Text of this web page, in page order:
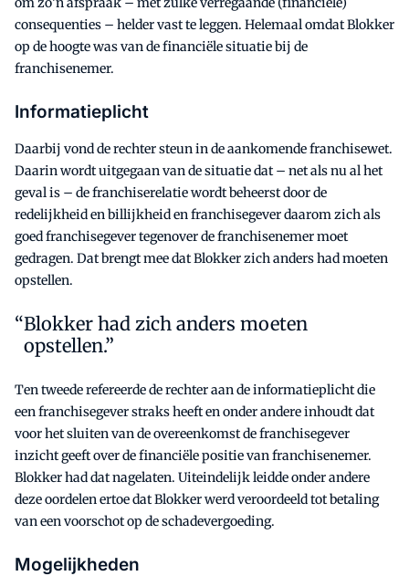
consequenties – helder vast te leggen. Helemaal omdat Blokker
op de hoogte was van de financiële situatie bij de
franchisenemer.
Informatieplicht
Daarbij vond de rechter steun in de aankomende franchisewet.
Daarin wordt uitgegaan van de situatie dat – net als nu al het
geval is – de franchiserelatie wordt beheerst door de
redelijkheid en billijkheid en franchisegever daarom zich als
goed franchisegever tegenover de franchisenemer moet
gedragen. Dat brengt mee dat Blokker zich anders had moeten
opstellen.
Blokker had zich anders moeten
opstellen.”
Ten tweede refereerde de rechter aan de informatieplicht die
een franchisegever straks heeft en onder andere inhoudt dat
voor het sluiten van de overeenkomst de franchisegever
inzicht geeft over de financiële positie van franchisenemer.
Blokker had dat nagelaten. Uiteindelijk leidde onder andere
deze oordelen ertoe dat Blokker werd veroordeeld tot betaling
van een voorschot op de schadevergoeding.
Mogelijkheden